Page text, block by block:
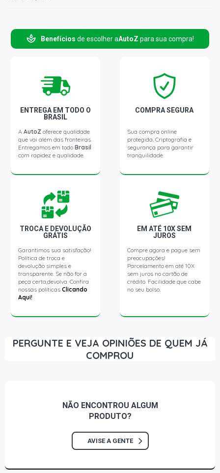
Benefícios de escolher aAutoZ para sua compra!
ENTREGA EM TODO O
BRASIL
AAutoZ oferece qualidade
que vai além das fronteiras.
Entregamos em todoBrasil
com rapidez e qualidade.
COMPRA SEGURA
Sua compra online
protegida. Criptografia e
segurança para garantir
tranquilidade.
TROCA E DEVOLUÇÃO
GRÁTIS
Garantimos sua satisfação!
Política de troca e
devolução simples e
transparente. Se não for a
peça certa,devolva. Confira
nossas políticasClicando
Aqui!
EM ATÉ 10X SEM
JUROS
Compre agora e pague sem
preocupações!
Parcelamento em até 10X
sem juros no cartão de
crédito. Facilidade que cabe
no seu bolso.
PERGUNTE E VEJA OPINIÕES DE QUEM JÁ
COMPROU
NÃO ENCONTROU ALGUM
PRODUTO?
AVISE A GENTE